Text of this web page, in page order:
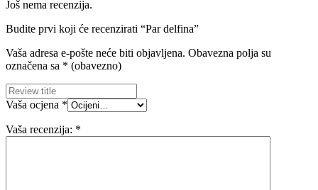
Još nema recenzija.
Budite prvi koji će recenzirati “Par delfina”
Vaša adresa e-pošte neće biti objavljena. Obavezna polja su
označena sa * (obavezno)
Vaša ocjena *
Vaša recenzija: *